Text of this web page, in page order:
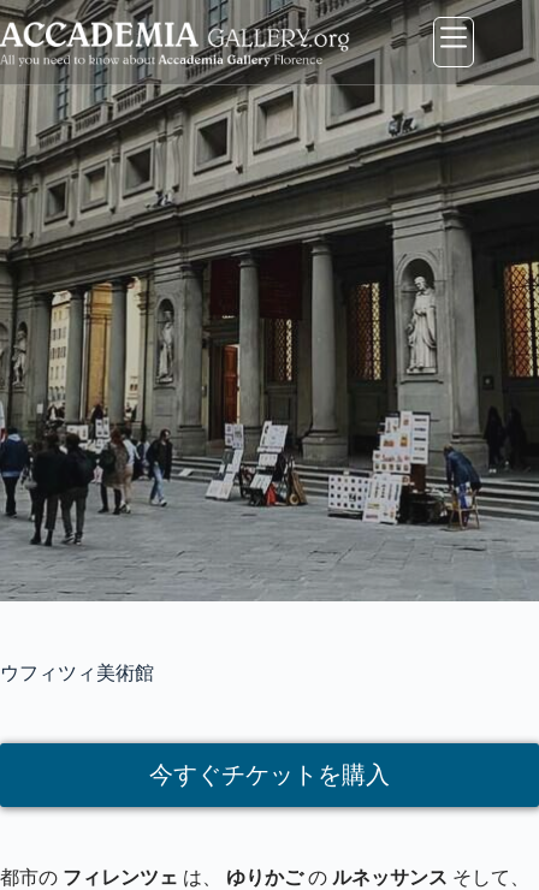
コ
ン
テ
ン
ス
キ
ッ
プ
ウフィツィ美術館
今すぐチケットを購入
都市の フィレンツェ は、 ゆりかごの ルネッサンス そして、